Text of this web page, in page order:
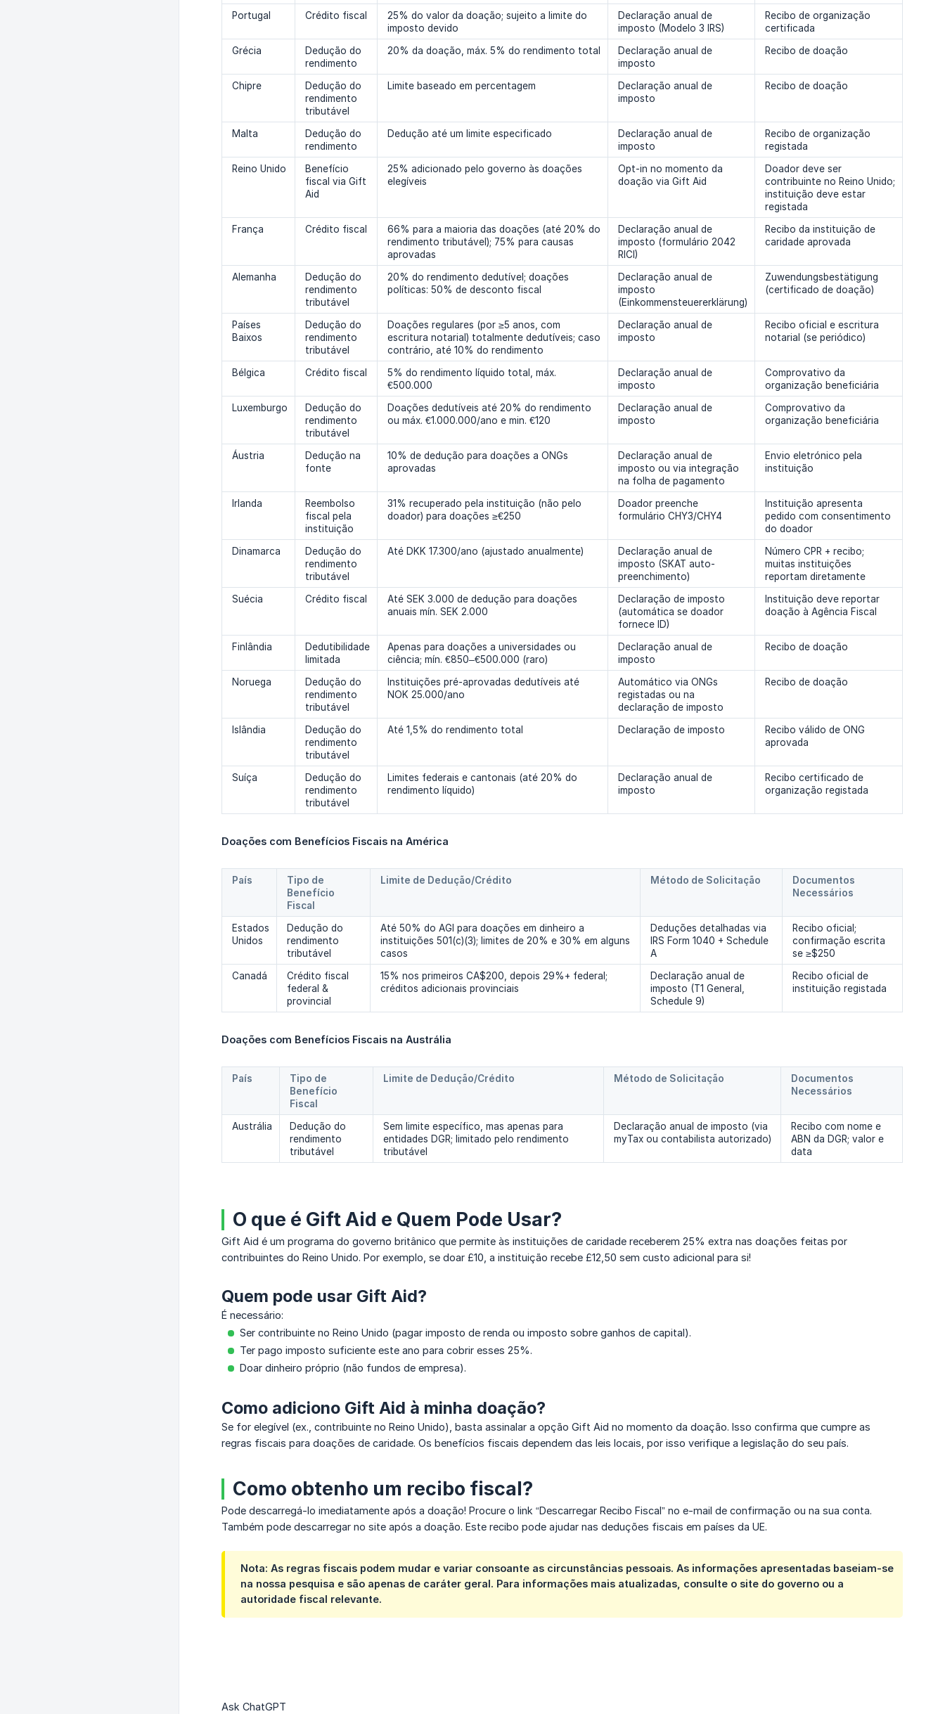
Portugal Crédito fiscal
25% do valor da doação; sujeito a limite do
imposto devido
Declaração anual de
imposto (Modelo 3 IRS)
Recibo de organização
certificada
Grécia
Dedução do
rendimento
20% da doação, máx. 5% do rendimento total
Declaração anual de
imposto
Recibo de doação
Chipre
Dedução do
rendimento
tributável
Limite baseado em percentagem
Declaração anual de
imposto
Recibo de doação
Malta
Dedução do
rendimento
Dedução até um limite especificado
Declaração anual de
imposto
Recibo de organização
registada
Reino Unido
Benefício
fiscal via Gift
Aid
25% adicionado pelo governo às doações
elegíveis
Opt-in no momento da
doação via Gift Aid
Doador deve ser
contribuinte no Reino Unido;
instituição deve estar
registada
França
Crédito fiscal
66% para a maioria das doações (até 20% do
rendimento tributável); 75% para causas
aprovadas
Declaração anual de
imposto (formulário 2042
RICI)
Recibo da instituição de
caridade aprovada
Alemanha
Dedução do
rendimento
tributável
20% do rendimento dedutível; doações
políticas: 50% de desconto fiscal
Declaração anual de
imposto
(Einkommensteuererklärung)
Zuwendungsbestätigung
(certificado de doação)
Países
Baixos
Dedução do
rendimento
tributável
Doações regulares (por ≥5 anos, com
escritura notarial) totalmente dedutíveis; caso
contrário, até 10% do rendimento
Declaração anual de
imposto
Recibo oficial e escritura
notarial (se periódico)
Bélgica Crédito fiscal
5% do rendimento líquido total, máx.
€500.000
Declaração anual de
imposto
Comprovativo da
organização beneficiária
Luxemburgo
Dedução do
rendimento
tributável
Doações dedutíveis até 20% do rendimento
ou máx. €1.000.000/ano e min. €120
Declaração anual de
imposto
Comprovativo da
organização beneficiária
Áustria
Dedução na
fonte
10% de dedução para doações a ONGs
aprovadas
Declaração anual de
imposto ou via integração
na folha de pagamento
Envio eletrónico pela
instituição
Irlanda
Reembolso
fiscal pela
instituição
31% recuperado pela instituição (não pelo
doador) para doações ≥€250
Doador preenche
formulário CHY3/CHY4
Instituição apresenta
pedido com consentimento
do doador
Dinamarca
Dedução do
rendimento
tributável
Até DKK 17.300/ano (ajustado anualmente)
Declaração anual de
imposto (SKAT auto-
preenchimento)
Número CPR + recibo;
muitas instituições
reportam diretamente
Suécia
Crédito fiscal
Até SEK 3.000 de dedução para doações
anuais mín. SEK 2.000
Declaração de imposto
(automática se doador
fornece ID)
Instituição deve reportar
doação à Agência Fiscal
Finlândia
Dedutibilidade
limitada
Apenas para doações a universidades ou
ciência; mín. €850–€500.000 (raro)
Declaração anual de
imposto
Recibo de doação
Noruega
Dedução do
rendimento
tributável
Instituições pré-aprovadas dedutíveis até
NOK 25.000/ano
Automático via ONGs
registadas ou na
declaração de imposto
Recibo de doação
Islândia
Dedução do
rendimento
tributável
Até 1,5% do rendimento total Declaração de imposto
Recibo válido de ONG
aprovada
Suíça
Dedução do
rendimento
tributável
Limites federais e cantonais (até 20% do
rendimento líquido)
Declaração anual de
imposto
Recibo certificado de
organização registada
Doações com Benefícios Fiscais na América
País
Tipo de
Benefício
Fiscal
Limite de Dedução/Crédito Método de Solicitação
Documentos
Necessários
Estados
Unidos
Dedução do
rendimento
tributável
Até 50% do AGI para doações em dinheiro a
instituições 501(c)(3); limites de 20% e 30% em alguns
casos
Deduções detalhadas via
IRS Form 1040 + Schedule
A
Recibo oficial;
confirmação escrita
se ≥$250
Canadá
Crédito fiscal
federal &
provincial
15% nos primeiros CA$200, depois 29%+ federal;
créditos adicionais provinciais
Declaração anual de
imposto (T1 General,
Schedule 9)
Recibo oficial de
instituição registada
Doações com Benefícios Fiscais na Austrália
País
Tipo de
Benefício
Fiscal
Limite de Dedução/Crédito Método de Solicitação
Documentos
Necessários
Austrália
Dedução do
rendimento
tributável
Sem limite específico, mas apenas para
entidades DGR; limitado pelo rendimento
tributável
Declaração anual de imposto (via
myTax ou contabilista autorizado)
Recibo com nome e
ABN da DGR; valor e
data
O que é Gift Aid e Quem Pode Usar?
Gift Aid é um programa do governo britânico que permite às instituições de caridade receberem 25% extra nas doações feitas por
contribuintes do Reino Unido. Por exemplo, se doar £10, a instituição recebe £12,50 sem custo adicional para si!
Quem pode usar Gift Aid?
É necessário:
Ser contribuinte no Reino Unido (pagar imposto de renda ou imposto sobre ganhos de capital).
Ter pago imposto suficiente este ano para cobrir esses 25%.
Doar dinheiro próprio (não fundos de empresa).
Como adiciono Gift Aid à minha doação?
Se for elegível (ex., contribuinte no Reino Unido), basta assinalar a opção Gift Aid no momento da doação. Isso confirma que cumpre as
regras fiscais para doações de caridade. Os benefícios fiscais dependem das leis locais, por isso verifique a legislação do seu país.
Como obtenho um recibo fiscal?
Pode descarregá-lo imediatamente após a doação! Procure o link “Descarregar Recibo Fiscal” no e-mail de confirmação ou na sua conta.
Também pode descarregar no site após a doação. Este recibo pode ajudar nas deduções fiscais em países da UE.
Nota: As regras fiscais podem mudar e variar consoante as circunstâncias pessoais. As informações apresentadas baseiam-se
na nossa pesquisa e são apenas de caráter geral. Para informações mais atualizadas, consulte o site do governo ou a
autoridade fiscal relevante.
Ask ChatGPT